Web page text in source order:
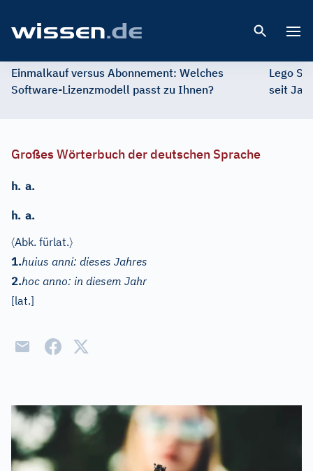
Einmalkauf versus Abonnement: Welches
Software-Lizenzmodell passt zu Ihnen?
Lego
seit
Großes Wörterbuch der deutschen Sprache
h. a.
h. a.
〈Abk. fürlat.〉
1.huius anni: dieses Jahres
2.hoc anno: in diesem Jahr
[lat.]